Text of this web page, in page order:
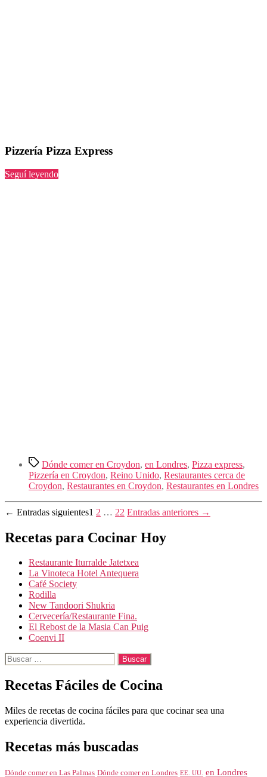
Pizzería Pizza Express
Seguí leyendo“Pizza
Etiquetas
Dónde comer en Croydon, en Londres, Pizza express,
Pizzería en Croydon, Reino Unido, Restaurantes cerca de
Croydon, Restaurantes en Croydon, Restaurantes en Londres
Paginación
de
entradas
← Entradas siguientes1 2 … 22 Entradas anteriores →
Recetas para Cocinar Hoy
Restaurante Iturralde Jatetxea
La Vinoteca Hotel Antequera
Café Society
Rodilla
New Tandoori Shukria
Cervecería/Restaurante Fina.
El Rebost de la Masia Can Puig
Coenvi II
Buscar:
Recetas Fáciles de Cocina
Miles de recetas de cocina fáciles para que cocinar sea una
experiencia divertida.
Recetas más buscadas
Dónde comer en Las Palmas Dónde comer en Londres EE. UU. en Londres